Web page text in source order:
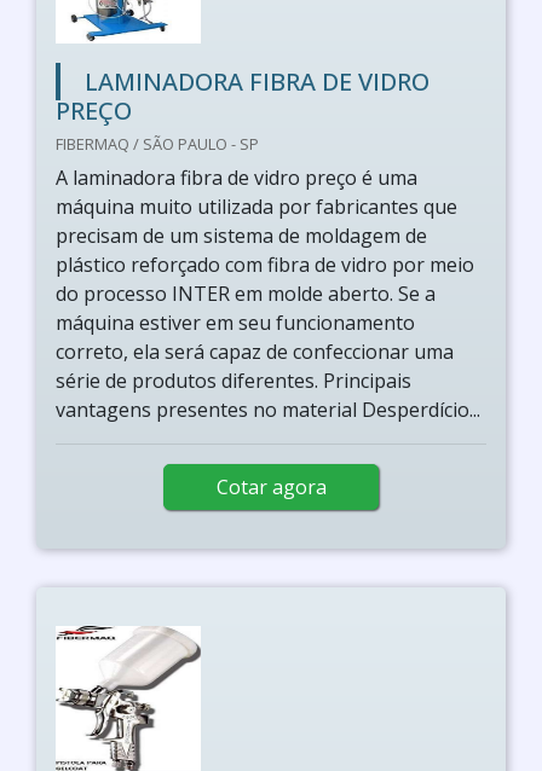
LAMINADORA FIBRA DE VIDRO
PREÇO
FIBERMAQ / SÃO PAULO - SP
A laminadora fibra de vidro preço é uma
máquina muito utilizada por fabricantes que
precisam de um sistema de moldagem de
plástico reforçado com fibra de vidro por meio
do processo INTER em molde aberto. Se a
máquina estiver em seu funcionamento
correto, ela será capaz de confeccionar uma
série de produtos diferentes. Principais
vantagens presentes no material Desperdício...
Cotar agora